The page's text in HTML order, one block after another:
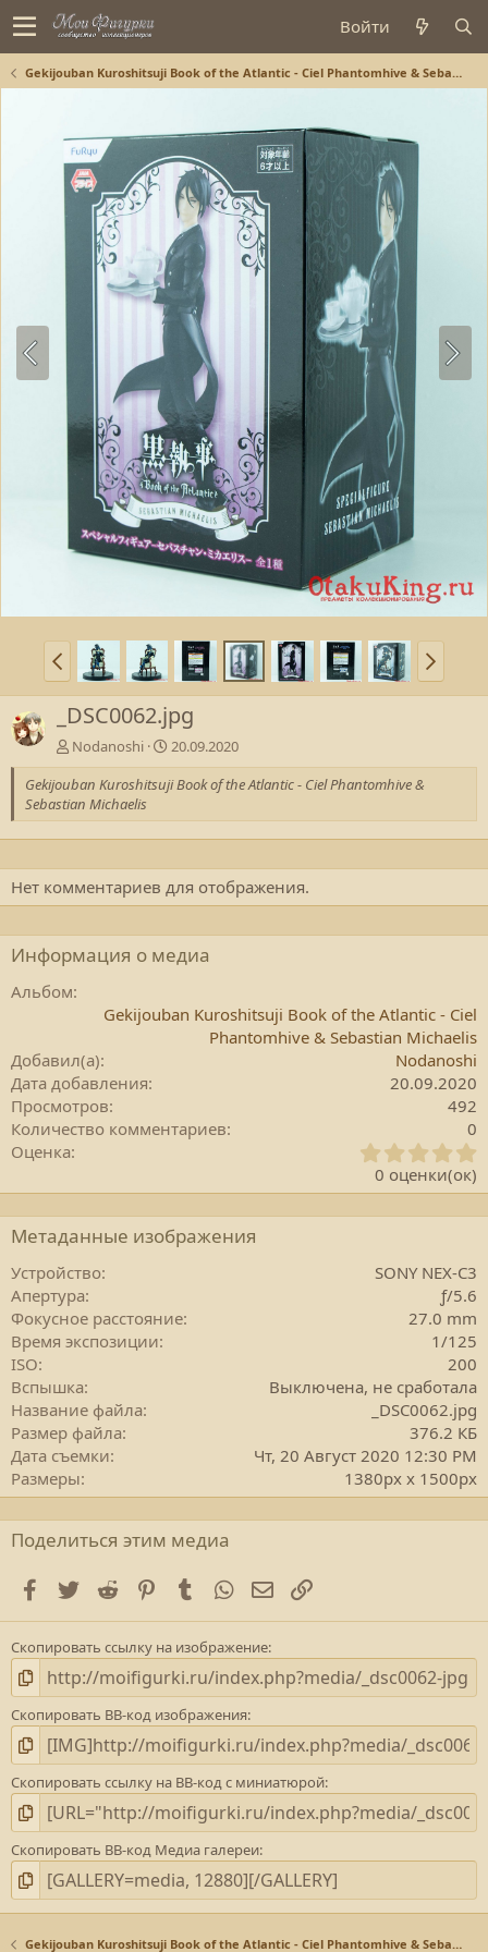
Войти
Gekijouban Kuroshitsuji Book of the Atlantic - Ciel Phantomhive & Sebastian Michaelis
_DSC0062.jpg
Nodanoshi
20.09.2020
Gekijouban Kuroshitsuji Book of the Atlantic - Ciel Phantomhive &
Sebastian Michaelis
Нет комментариев для отображения.
Информация о медиа
Альбом
Gekijouban Kuroshitsuji Book of the Atlantic - Ciel
Phantomhive & Sebastian Michaelis
Добавил(а)
Nodanoshi
Дата добавления
20.09.2020
Просмотров
492
Количество комментариев
0
Оценка
0
)
0 оценки(ок)
Метаданные изображения
Устройство
SONY NEX-C3
Апертура
ƒ/5.6
Фокусное расстояние
27.0 mm
Время экспозиции
1/125
ISO
200
Вспышка
Выключена, не сработала
Название файла
_DSC0062.jpg
Размер файла
376.2 КБ
Дата съемки
Чт, 20 Август 2020 12:30 PM
Размеры
1380px x 1500px
Поделиться этим медиа
Facebook
TwitterReddit PinterestTumblrWhatsApp
E-mailСсылка
Скопировать ссылку на изображение
Скопировать BB-код изображения
Скопировать ссылку на BB-код с миниатюрой
Скопировать BB-код Медиа галереи
Gekijouban Kuroshitsuji Book of the Atlantic - Ciel Phantomhive & Sebastian Michaelis